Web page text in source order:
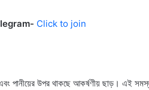
Click to join
পানীয়ের উপর থাকছে আকর্ষণীয় ছাড়। এই